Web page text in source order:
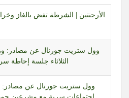
الأرجنتين | الشرطة تفض بالغاز
وول ستريت جورنال عن مصادر:
الثلاثاء جلسة إحاطة
وول ستريت جورنال عن مصادر:
اجتماعات سرية مع مشرعين